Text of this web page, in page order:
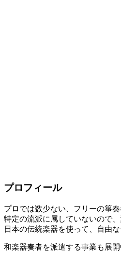
プロフィール
プロでは数少ない、フリーの箏
特定の流派に属していないので、
日本の伝統楽器を使って、自由
和楽器奏者を派遣する事業も展開